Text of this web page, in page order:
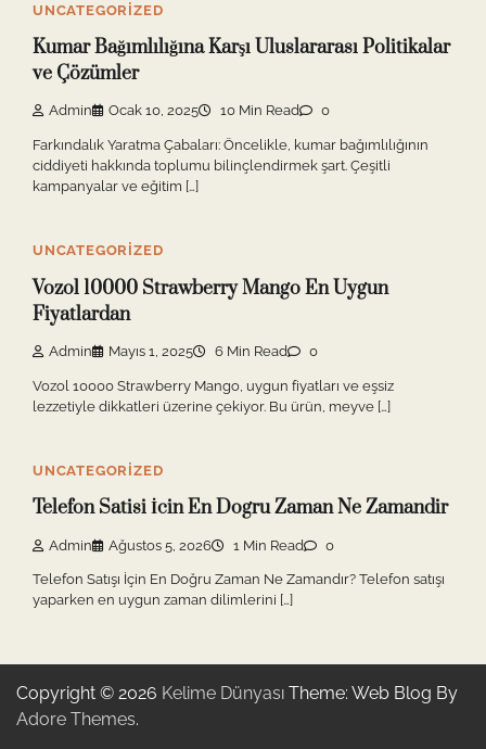
UNCATEGORIZED
Kumar Bağımlılığına Karşı Uluslararası Politikalar
ve Çözümler
Admin Ocak 10, 2025 10 Min Read 0
Farkındalık Yaratma Çabaları: Öncelikle, kumar bağımlılığının
ciddiyeti hakkında toplumu bilinçlendirmek şart. Çeşitli
kampanyalar ve eğitim […]
UNCATEGORIZED
Vozol 10000 Strawberry Mango En Uygun
Fiyatlardan
Admin Mayıs 1, 2025 6 Min Read 0
Vozol 10000 Strawberry Mango, uygun fiyatları ve eşsiz
lezzetiyle dikkatleri üzerine çekiyor. Bu ürün, meyve […]
UNCATEGORIZED
Telefon Satisi İcin En Dogru Zaman Ne Zamandir
Admin Ağustos 5, 2026 1 Min Read 0
Telefon Satışı İçin En Doğru Zaman Ne Zamandır? Telefon satışı
yaparken en uygun zaman dilimlerini […]
Copyright © 2026 Kelime Dünyası Theme: Web Blog By
Adore Themes.